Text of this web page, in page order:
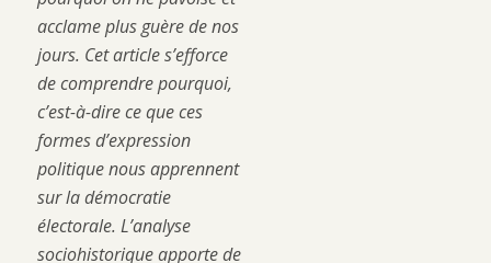
acclame plus guère de nos
jours. Cet article s’efforce
de comprendre pourquoi,
c’est-à-dire ce que ces
formes d’expression
politique nous apprennent
sur la démocratie
électorale. L’analyse
sociohistorique apporte de